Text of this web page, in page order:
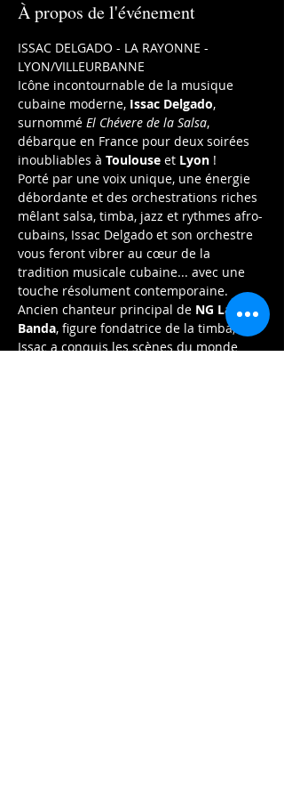
À propos de l'événement
ISSAC DELGADO - LA RAYONNE -
LYON/VILLEURBANNE
Icône incontournable de la musique
cubaine moderne, Issac Delgado,
surnommé El Chévere de la Salsa,
débarque en France pour deux soirées
inoubliables à Toulouse et Lyon !
Porté par une voix unique, une énergie
débordante et des orchestrations riches
mêlant salsa, timba, jazz et rythmes afro-
cubains, Issac Delgado et son orchestre
vous feront vibrer au cœur de la
tradition musicale cubaine... avec une
touche résolument contemporaine.
Ancien chanteur principal de NG La
Banda, figure fondatrice de la timba,
Issac a conquis les scènes du monde